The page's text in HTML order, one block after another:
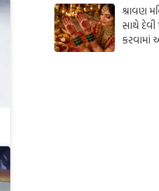
શ્રાવણ
સાથે દેવી
કરવામાં